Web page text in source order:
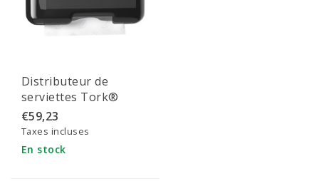
Distributeur de
serviettes Tork®
Singlefold/C-fold Mini
Elevation noir -
553108
€59,23
Taxes incluses
En stock